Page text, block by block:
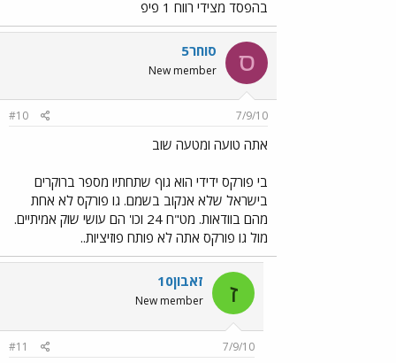
בהפסד מצידי רווח 1 פיפ
ס סוחר5
New member
7/9/10
#10
אתה טועה ומטעה שוב
בי פורקס ידידי הוא גוף שתחתיו מספר ברוקרים
בישראל שלא אנקוב בשמם. גו פורקס לא אחת
מהם בוודאות. מט"ח 24 וכו' הם עושי שוק אמיתיים.
מול גו פורקס אתה לא פותח פוזיציות..
ז זאבון10
New member
7/9/10
#11